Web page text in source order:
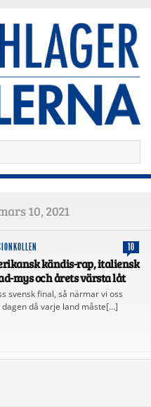
10, 2021
10
kändis-rap, italiensk
mys och årets värsta låt
svensk final, så närmar vi oss
då varje land måste[…]